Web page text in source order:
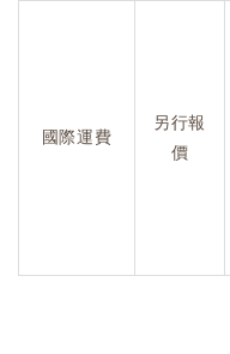
國際運費
另行報
價